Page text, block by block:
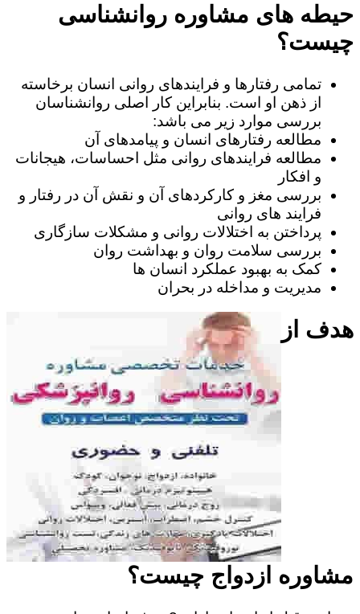
حیطه های مشاوره روانشناسی
چیست؟
تمامی رفتارها و فرایندهای روانی انسان برخاسته
از ذهن او است. بنابراین کار اصلی روانشناسان
بررسی موارد زیر می باشد:
مطالعه رفتارهای انسان و پیامدهای آن
مطالعه فرایندهای روانی مثل احساسات، هیجانات
و افکار
بررسی مغز و کارکردهای آن و نقش آن در رفتار و
فرایند های روانی
پرداختن به اختلالات روانی و مشکلات سازگاری
بررسی سلامت روان و بهداشت روان
کمک به بهبود عملکرد انسان ها
مدیریت و مداخله در بحران
هدف از
مشاوره ازدواج چیست؟